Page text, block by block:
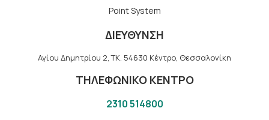
Point System
ΔΙΕΥΘΥΝΣΗ
Αγίου Δημητρίου 2, TK. 54630 Κέντρο, Θεσσαλονίκη
ΤΗΛΕΦΩΝΙΚΟ ΚΕΝΤΡΟ
2310 514800